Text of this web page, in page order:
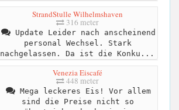
StrandStulle Wilhelmshaven
316 meter
Update Leider nach anscheinend
personal Wechsel. Stark
nachgelassen. Da ist die Konku...
Venezia Eiscafé
448 meter
Mega leckeres Eis! Vor allem
sind die Preise nicht so